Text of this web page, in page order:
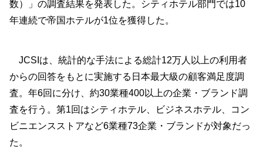
数）」の調査結果を発表した。シティホテル部門では10
年連続で帝国ホテルが1位を獲得した。
JCSIは、統計的な手法による総計12万人以上の利用者
からの回答をもとに実施する日本最大級の顧客満足度調
査。年6回に分け、約30業種400以上の企業・ブランド調
査を行う。第1回はシティホテル、ビジネスホテル、コン
ビニエンスストアなど6業種73企業・ブランドが対象だっ
た。